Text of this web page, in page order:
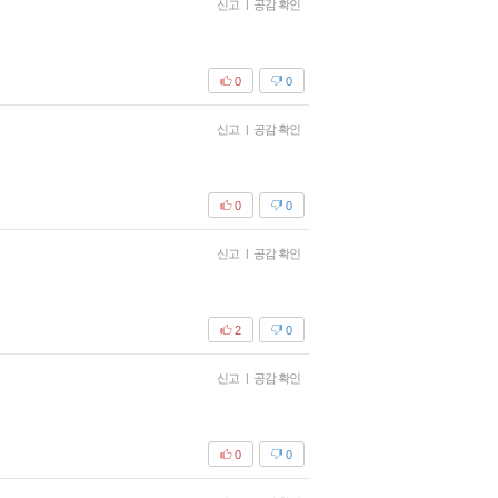
신고 공감 확인
0
0
신고 | 공감 확인
0
0
신고 | 공감 확인
0
2
신고 | 공감 확인
0
0